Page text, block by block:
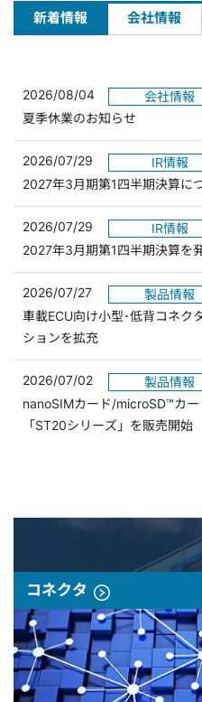
新着情報 会社情報
2026/08/04
会社情報
夏季休業のお知らせ
2026/07/29
IR情報
2027年3月期第1四半期決算に
2026/07/29
IR情報
2027年3月期第1四半期決算を
2026/07/27
製品情報
車載ECU向け小型･低背コネク
ションを拡充
2026/07/02
製品情報
nanoSIMカード/microSD™カ
「ST20シリーズ」を販売開始
コネクタ